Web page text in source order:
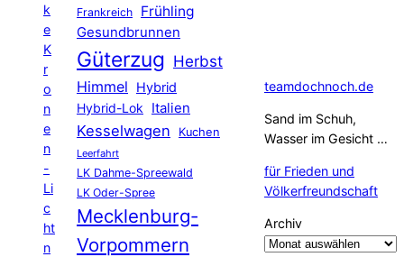
k
e
K
r
o
n
e
n
-
Li
c
ht
n
Frankreich Frühling
Gesundbrunnen
Güterzug Herbst
Himmel
Hybrid
Hybrid-Lok Italien
Kesselwagen Kuchen
Leerfahrt
LK Dahme-Spreewald
LK Oder-Spree
Mecklenburg-
Vorpommern
teamdochnoch.de
Sand im Schuh,
Wasser im Gesicht …
für Frieden und
Völkerfreundschaft
Archiv